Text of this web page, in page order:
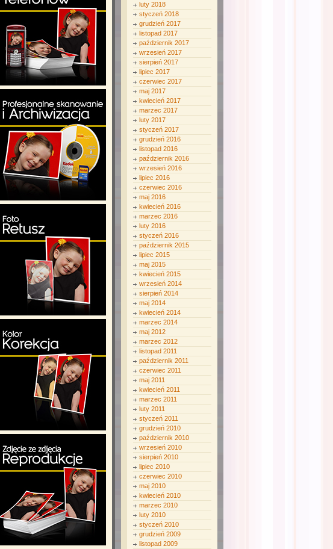
luty 2018
styczeń 2018
grudzień 2017
listopad 2017
październik 2017
wrzesień 2017
sierpień 2017
lipiec 2017
czerwiec 2017
maj 2017
kwiecień 2017
marzec 2017
luty 2017
styczeń 2017
grudzień 2016
listopad 2016
październik 2016
wrzesień 2016
lipiec 2016
czerwiec 2016
maj 2016
kwiecień 2016
marzec 2016
luty 2016
styczeń 2016
październik 2015
lipiec 2015
maj 2015
kwiecień 2015
wrzesień 2014
sierpień 2014
maj 2014
kwiecień 2014
marzec 2014
maj 2012
marzec 2012
listopad 2011
październik 2011
czerwiec 2011
maj 2011
kwiecień 2011
marzec 2011
luty 2011
styczeń 2011
grudzień 2010
październik 2010
wrzesień 2010
sierpień 2010
lipiec 2010
czerwiec 2010
maj 2010
kwiecień 2010
marzec 2010
luty 2010
styczeń 2010
grudzień 2009
listopad 2009